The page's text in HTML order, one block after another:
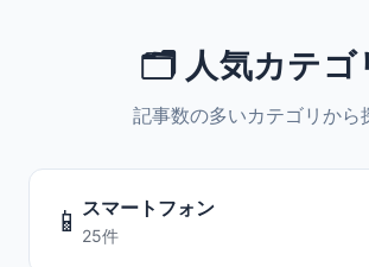
🗂️ 人気カテゴ
記事数の多いカテゴリから
📱 スマートフォン
25件